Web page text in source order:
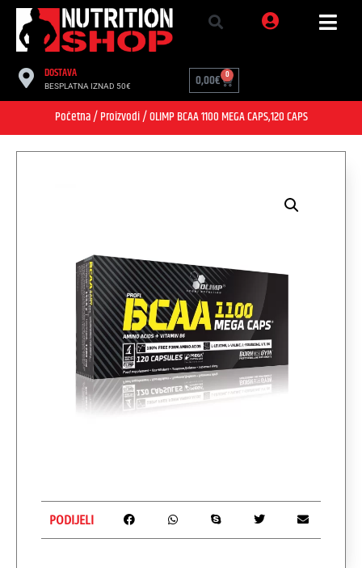
DOSTAVA
BESPLATNA IZNAD 50€ 0,00€ 0
Početna/Proizvodi/ OLIMP BCAA 1100 MEGA CAPS,120 CAPS
PODIJELI